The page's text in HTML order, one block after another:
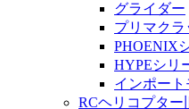
グライダー
プリマク
PHOENIX
HYPEシリ
インポート
RCヘリコプター